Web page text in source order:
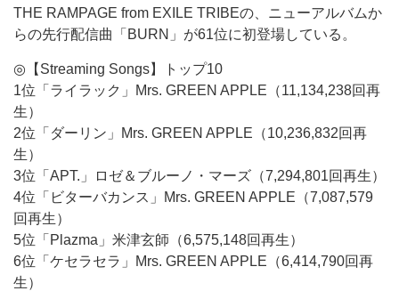
THE RAMPAGE from EXILE TRIBEの、ニューアルバムか
らの先行配信曲「BURN」が61位に初登場している。
◎【Streaming Songs】トップ10
1位「ライラック」Mrs. GREEN APPLE（11,134,238回再
生）
2位「ダーリン」Mrs. GREEN APPLE（10,236,832回再
生）
3位「APT.」ロゼ＆ブルーノ・マーズ（7,294,801回再生）
4位「ビターバカンス」Mrs. GREEN APPLE（7,087,579
回再生）
5位「Plazma」米津玄師（6,575,148回再生）
6位「ケセラセラ」Mrs. GREEN APPLE（6,414,790回再
生）